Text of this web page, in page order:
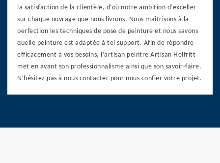
la satisfaction de la clientèle, d’où notre ambition d’exceller
sur chaque ouvrage que nous livrons. Nous maîtrisons à la
perfection les techniques de pose de peinture et nous savons
quelle peinture est adaptée à tel support. Afin de répondre
efficacement à vos besoins, l’artisan peintre Artisan Helfritt
met en avant son professionnalisme ainsi que son savoir-faire.
N'hésitez pas à nous contacter pour nous confier votre projet.